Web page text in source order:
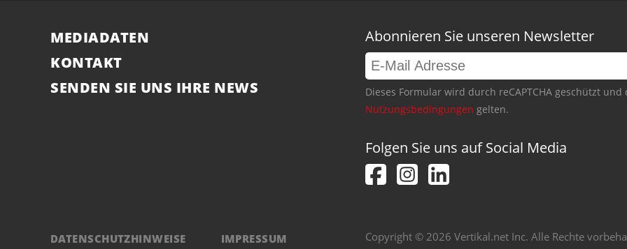
MEDIADATEN
KONTAKT
SENDEN SIE UNS IHRE NEWS
Abonnieren Sie unseren Newsletter
Dieses Formular wird durch reCAPTCHA geschützt
Nutzungsbedingungen gelten.
Folgen Sie uns auf Social Media
DATENSCHUTZHINWEISE IMPRESSUM Copyright © 2026 Vertikal.net Inc. Alle Rechte